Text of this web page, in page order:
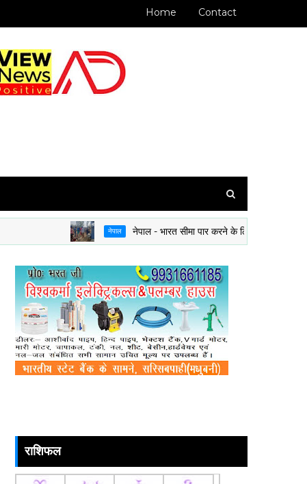
Home Contact
नेपाल नेपाल - भारत सीमा पार करने के लिए अब राशन कार्ड या
राशिफल